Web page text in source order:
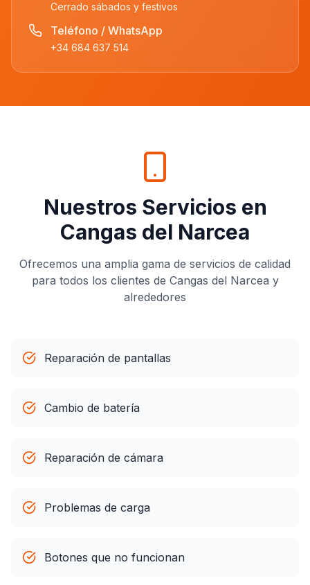
Cerrado sábados y festivos
Teléfono / WhatsApp
+34 684 637 514
Nuestros Servicios en
Cangas del Narcea
Ofrecemos una amplia gama de servicios de calidad
para todos los clientes de Cangas del Narcea y
alrededores
Reparación de pantallas
Cambio de batería
Reparación de cámara
Problemas de carga
Botones que no funcionan